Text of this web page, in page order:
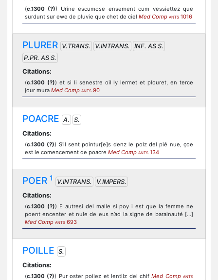
(c.1300 (?)) Urine escumose ensement cum vessiettez que
surdunt sur ewe de pluvie que chet de ciel Med Comp ANTS 1016
PLURER V.TRANS. V.INTRANS.
INF. AS S.
P.PR. AS S.
Citations:
(c.1300 (?)) et si li senestre oil ly lermet et plouret, en terce
jour mura Med Comp ANTS 90
POACRE A.
S.
Citations:
(c.1300 (?)) S'il sent pointur[e]s denz le polz del pié nue, çoe
est le comencement de poacre Med Comp ANTS 134
POER 1 V.INTRANS.
V.IMPERS.
Citations:
(c.1300 (?)) E autresi del malle si poy i est que la femme ne
poent encenter et nule de eus n’ad la signe de barainauté [...]
Med Comp ANTS 693
POILLE S.
Citations:
(c.1300 (?)) Pur oster poilez et lentilz del chifMed Comp ANTS